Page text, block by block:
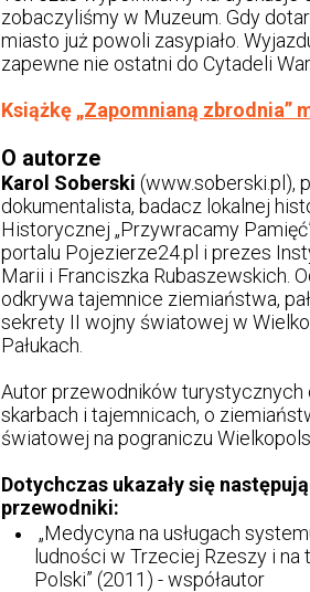
zobaczyliśmy w Muzeum. Gdy
miasto już powoli zasypiało.
zapewne nie ostatni do Cytadeli
Książkę „Zapomnianą zbrodnia”
O autorze
Karol Soberski (www.soberski.pl),
dokumentalista, badacz lokalnej
Historycznej „Przywracamy
portalu Pojezierze24.pl i prezes
Marii i Franciszka Rubaszewskich.
odkrywa tajemnice ziemiaństwa,
sekrety II wojny światowej w
Pałukach.
Autor przewodników turystycznych
skarbach i tajemnicach, o
światowej na pograniczu
Dotychczas ukazały się
przewodniki:
„Medycyna na usługach
ludności w Trzeciej Rzeszy i na
Polski” (2011) - współautor